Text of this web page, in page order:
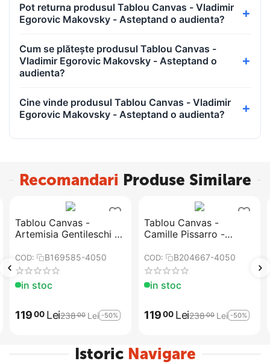
Pot returna produsul Tablou Canvas - Vladimir
Egorovic Makovsky - Asteptand o audienta?
Cum se plătește produsul Tablou Canvas -
Vladimir Egorovic Makovsky - Asteptand o
audienta?
Cine vinde produsul Tablou Canvas - Vladimir
Egorovic Makovsky - Asteptand o audienta?
Recomandari Produse Similare
Tablou Canvas -
Artemisia Gentileschi -
COD: B169585-4050
in stoc
11900 Lei23800 Lei -50%
Tablou Canvas -
Camille Pissarro -
Louveciennes
COD: B204667-4050
in stoc
11900 Lei23800 Lei -50%
Istoric Navigare